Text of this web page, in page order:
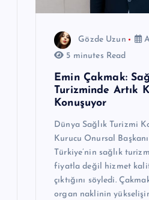
Gözde Uzun
5 minutes Read
Emin Çakmak:
Turizminde Artık
Konuşuyor
Dünya Sağlık Turizmi
Kurucu Onursal
Türkiye’nin sağlık
fiyatla değil hizmet
çıktığını söyledi.
organ naklinin